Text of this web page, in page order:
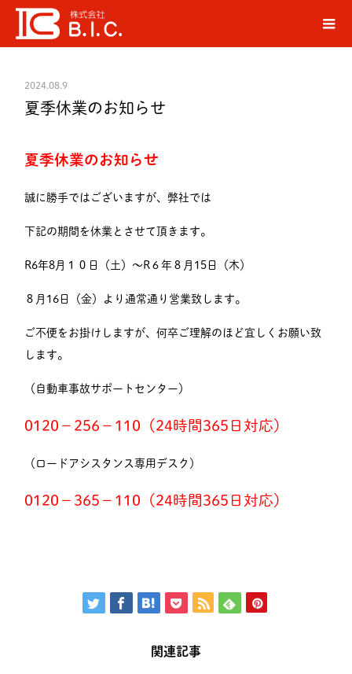
ーム
ブログ お知らせ
2024.08.9
夏季休業のお知らせ
夏季休業のお知らせ
誠に勝手ではございますが、弊社では
下記の期間を休業とさせて頂きます。
R6年8月１０日（土）～R６年８月15日（木）
８月16日（金）より通常通り営業致します。
ご不便をお掛けしますが、何卒ご理解のほど宜しくお願い致
します。
（自動車事故サポートセンター）
0120－256－110（24時間365日対応）
（ロードアシスタンス専用デスク）
0120－365－110（24時間365日対応）
関連記事